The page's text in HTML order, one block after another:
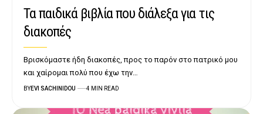
Τα παιδικά βιβλία που διάλεξα για τις
διακοπές
Βρισκόμαστε ήδη διακοπές, προς το παρόν στο πατρικό μου
και χαίρομαι πολύ που έχω την…
BYEVI SACHINIDOU 4 MIN READ